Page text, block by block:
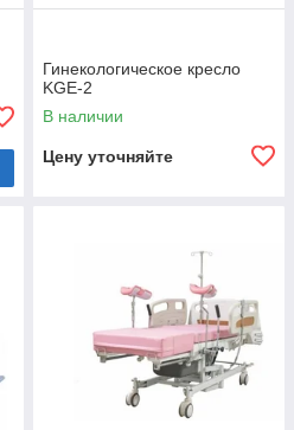
Гинекологическое кресло
KGE-2
В наличии
Цену уточняйте